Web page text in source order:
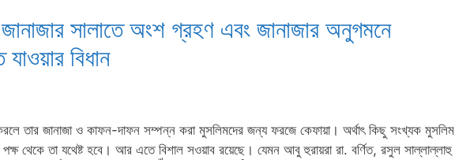
সালাতে অংশ গ্রহণ এবং জানাজার অনুগমনে
বিধান
তার জানাজা ও কাফন-দাফন সম্পন্ন করা মুসলিমদের জন্য ফরজে কেফায়া। অর্থাৎ কিছু সংখ্যক মুসলিম
থেকে তা যথেষ্ট হবে। আর এতে বিশাল সওয়াব রয়েছে। যেমন আবু হুরায়রা রা. বর্ণিত, রসুল সাল্লাল্লাহু